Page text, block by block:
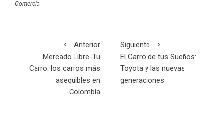
Comercio
Anterior
Mercado Libre-Tu
Carro: los carros más
asequibles en
Colombia
Siguiente
El Carro de tus Sueños:
Toyota y las nuevas
generaciones